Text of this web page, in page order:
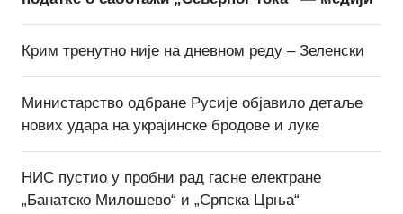
Крим тренутно није на дневном реду – Зеленски
Министарство одбране Русије објавило детаље
нових удара на украјинске бродове и луке
НИС пустио у пробни рад гасне електране
„Банатско Милошево“ и „Српска Црња“